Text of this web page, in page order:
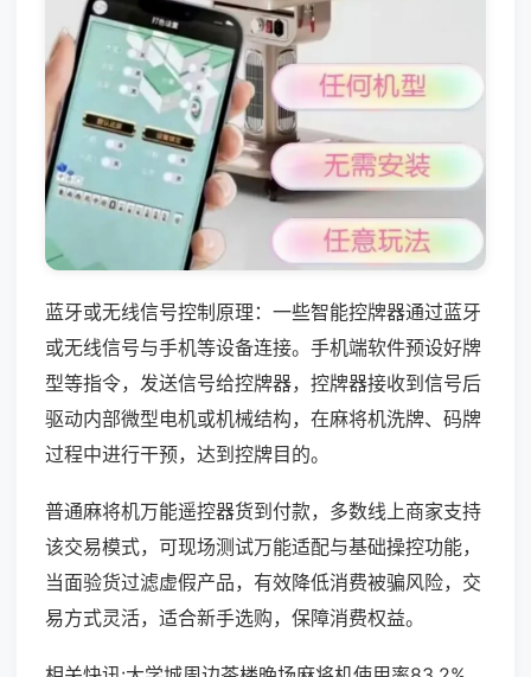
蓝牙或无线信号控制原理：一些智能控牌器通过蓝牙
或无线信号与手机等设备连接。手机端软件预设好牌
型等指令，发送信号给控牌器，控牌器接收到信号后
驱动内部微型电机或机械结构，在麻将机洗牌、码牌
过程中进行干预，达到控牌目的。
普通麻将机万能遥控器货到付款，多数线上商家支持
该交易模式，可现场测试万能适配与基础操控功能，
当面验货过滤虚假产品，有效降低消费被骗风险，交
易方式灵活，适合新手选购，保障消费权益。